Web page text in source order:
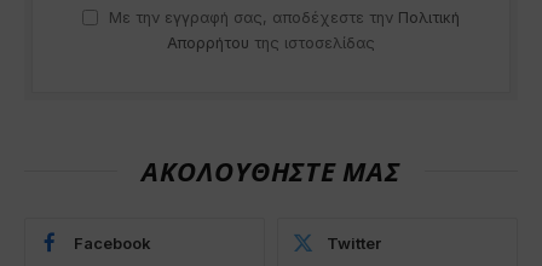
Με την εγγραφή σας, αποδέχεστε την Πολιτική
Απορρήτου της ιστοσελίδας
ΑΚΟΛΟΥΘΗΣΤΕ ΜΑΣ
Facebook Twitter